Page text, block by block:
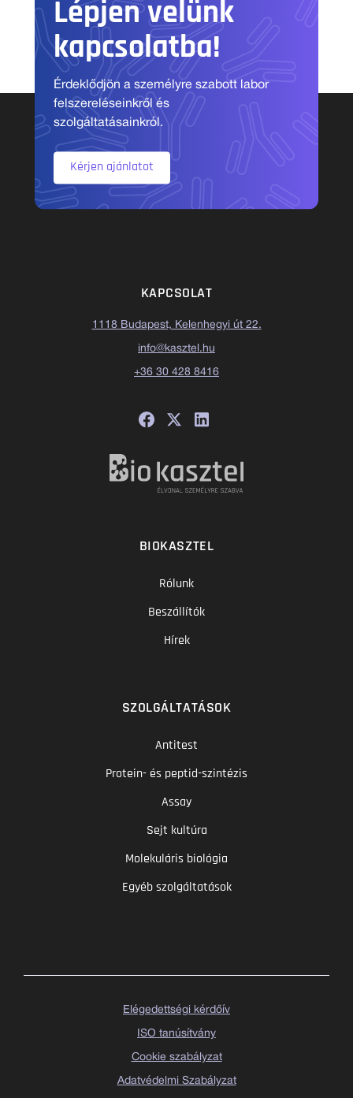
Lépjen velünk
kapcsolatba!
Érdeklődjön a személyre szabott labor
felszereléseinkről és
szolgáltatásainkról.
Kérjen ajánlatot
KAPCSOLAT
1118 Budapest, Kelenhegyi út 22.
info@kasztel.hu
+36 30 428 8416
BIOKASZTEL
Rólunk
Beszállítók
Hírek
SZOLGÁLTATÁSOK
Antitest
Protein- és peptid-szintézis
Assay
Sejt kultúra
Molekuláris biológia
Egyéb szolgáltatások
Elégedettségi kérdőív
ISO tanúsítvány
Cookie szabályzat
Adatvédelmi Szabályzat